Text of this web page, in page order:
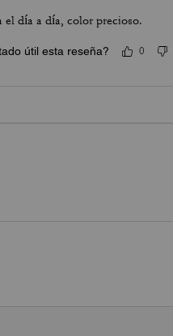
el día a día, color precioso.
útil esta reseña? 0